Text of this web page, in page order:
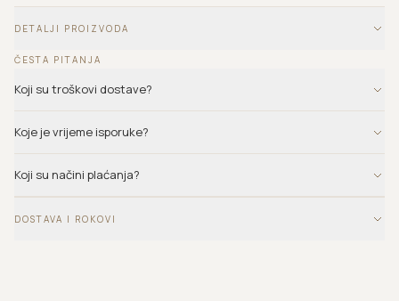
DETALJI PROIZVODA
ČESTA PITANJA
Koji su troškovi dostave?
Koje je vrijeme isporuke?
Koji su načini plaćanja?
DOSTAVA I ROKOVI